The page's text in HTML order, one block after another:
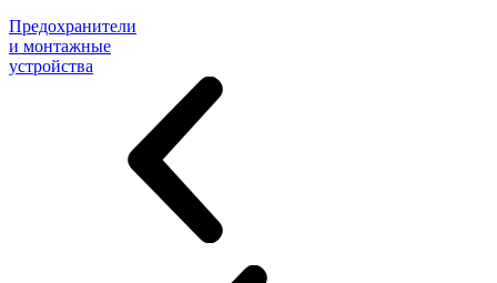
Предохранители
и монтажные
устройства